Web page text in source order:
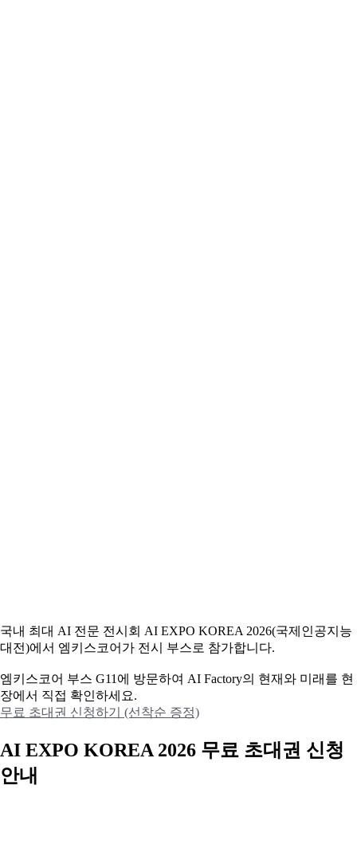
국내 최대 AI 전문 전시회 AI EXPO KOREA 2026(국제인공지능
대전)에서 엠키스코어가 전시 부스로 참가합니다.
엠키스코어 부스 G11에 방문하여 AI Factory의 현재와 미래를 현
장에서 직접 확인하세요.
무료 초대권 신청하기 (선착순 증정)
AI EXPO KOREA 2026 무료 초대권 신청
안내